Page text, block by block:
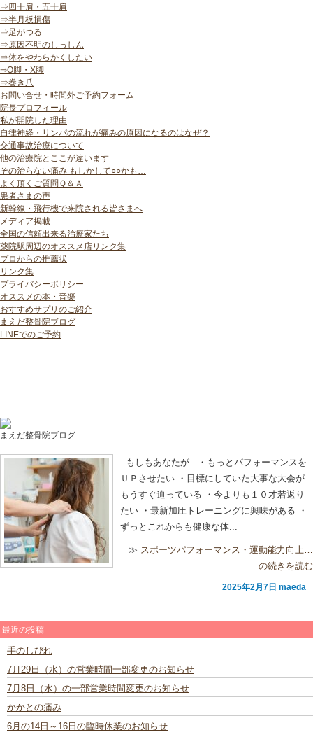
⇒四十肩・五十肩
⇒半月板損傷
⇒足がつる
⇒原因不明のしっしん
⇒体をやわらかくしたい
⇒O脚・X脚
⇒巻き爪
お問い合せ・時間外ご予約フォーム
院長プロフィール
私が開院した理由
自律神経・リンパの流れが痛みの原因になるのはなぜ？
交通事故治療について
他の治療院とここが違います
その治らない痛み もしかして○○かも…
よく頂くご質問Ｑ＆Ａ
患者さまの声
新幹線・飛行機で来院される皆さまへ
メディア掲載
全国の信頼出来る治療家たち
薬院駅周辺のオススメ店リンク集
プロからの推薦状
リンク集
プライバシーポリシー
オススメの本・音楽
おすすめサプリのご紹介
まえだ整骨院ブログ
LINEでのご予約
まえだ整骨院ブログ
もしもあなたが ・もっとパフォーマンスを
ＵＰさせたい ・目標にしていた大事な大会が
もうすぐ迫っている ・今よりも１０才若返り
たい ・最新加圧トレーニングに興味がある ・
ずっとこれからも健康な体...
≫ スポーツパフォーマンス・運動能力向上…
の続きを読む
2025年2月7日 maeda
最近の投稿
手のしびれ
7月29日（水）の営業時間一部変更のお知らせ
7月8日（水）の一部営業時間変更のお知らせ
かかとの痛み
6月の14日～16日の臨時休業のお知らせ